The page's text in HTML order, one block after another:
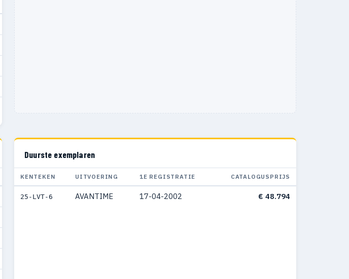
Duurste exemplaren
KENTEKEN UITVOERING 1E REGISTRATIE CATALOGUSPRIJS
25-LVT-6 AVANTIME 17-04-2002 € 48.794